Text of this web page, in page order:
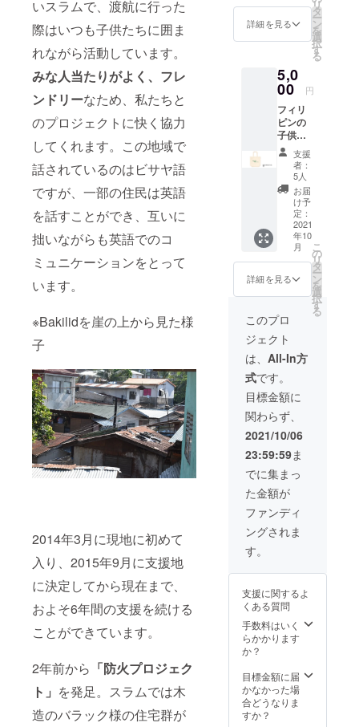
いスラムで、渡航に行った
際はいつも子供たちに囲ま
れながら活動しています。
みな人当たりがよく、フレ
ンドリーなため、私たちと
のプロジェクトに快く協力
してくれます。この地域で
話されているのはビサヤ語
ですが、一部の住民は英語
を話すことができ、互いに
拙いながらも英語でのコ
ミュニケーションをとって
います。
※Bakilidを崖の上から見た様
子
2014年3月に現地に初めて
入り、2015年9月に支援地
に決定してから現在まで、
およそ6年間の支援を続ける
ことができています。
2年前から 「防火プロジェク
ト」 を発足。スラムでは木
造のバラック様の住宅群が
印刷方
式：デ
（全面
白引き
外装：
個別 PP
袋
動報告
もさせ
イズ：
20 x 20
材：綿
100%
いた方
には感
手書き
メッ
セージ
をデー
タ化
し、
メール
に添付
してお
送りさ
せて頂
きま
す。プ
ロジェ
クトが
終了し
た際に
民の写
画と併
せて活
動報告
もさせ
ていた
だきま
す。
【サイ
【素
材】 用
紙：
アート
ポスト
（表
紙・裏
上質紙
（本
文）
ページ
数：
80P（4
カ
ラー：
シル
フィリ
ピンの
奇麗な
海を連
る爽や
かなブ
ルーを
背景
に、子
供たち
が書い
た美し
いバラ
をプリ
ントし
まし
た。 ま
た、ご
支援い
ただい
た方に
ちを込
めた手
書き
メッ
セージ
をデー
タ化
し、
メール
に添付
してお
送りさ
せて頂
きま
す。プ
ロジェ
クトが
終了し
地の住
真・動
画と併
せて活
動報告
だきま
す。
【素
詳細を見る
リ
タ
ー
ン
を
選
択
す
る
5,0
00 円
フィリ
ピンの
子供た
ちが書
いたイ
ラスト
をもと
に作製
したA4
サイズ
のトー
トバッ
クで
す。可
愛らし
い恐竜
がポイ
ントに
なって
いま
す。 ま
た、ご
支援い
ただい
た方に
は感謝
の気持
ちを込
めた手
書き
メッ
セージ
をデー
タ化
に添付
送りさ
せて頂
きま
す。プ
ロジェ
終了し
た際に
は、現
地の住
支援
者：
5人
お届
け予
定：
2021
年10
月
詳細を見る
こ
の
リ
タ
ー
ン
を
選
択
す
る
このプロ
ジェクト
は、 All-In方
式です。
目標金額に
関わらず、
2021/10/06
23:59:59ま
でに集まっ
た金額が
ファンディ
ングされま
す。
支援に関するよ
くある質問
手数料はいく
らかかります
か？
目標金額に届
かなかった場
合どうなりま
すか？